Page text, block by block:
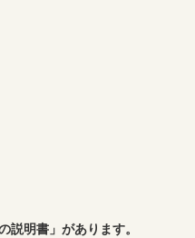
説明書」があります。